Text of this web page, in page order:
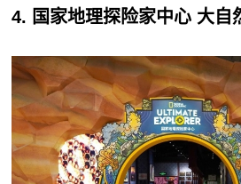
4. 国家地理探险家中心 大自